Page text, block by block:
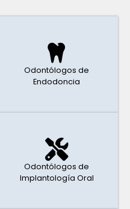
Odontólogos de
Endodoncia
Odontólogos de
Implantología Oral